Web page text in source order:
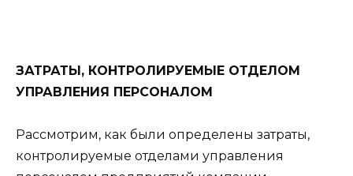
ЗАТРАТЫ, КОНТРОЛИРУЕМЫЕ ОТДЕЛОМ
УПРАВЛЕНИЯ ПЕРСОНАЛОМ
Рассмотрим, как были определены затраты,
контролируемые отделами управления